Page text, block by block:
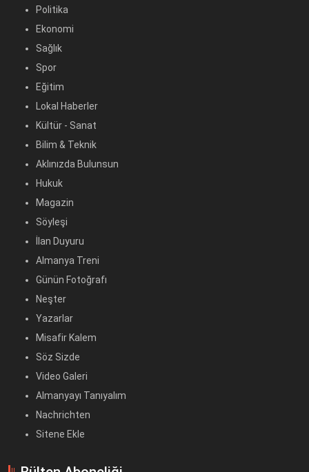
Politika
Ekonomi
Sağlık
Spor
Eğitim
Lokal Haberler
Kültür - Sanat
Bilim & Teknik
Aklınızda Bulunsun
Hukuk
Magazin
Söyleşi
İlan Duyuru
Almanya Treni
Günün Fotoğrafı
Neşter
Yazarlar
Misafir Kalem
Söz Sizde
Video Galeri
Almanyayı Tanıyalım
Nachrichten
Sitene Ekle